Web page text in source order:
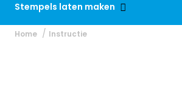
Stempels laten maken
Home Instructie